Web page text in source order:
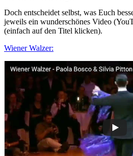
Doch entscheidet selbst, was Euch
jeweils ein wunderschönes Video
(einfach auf den Titel klicken).
Wiener Walzer: